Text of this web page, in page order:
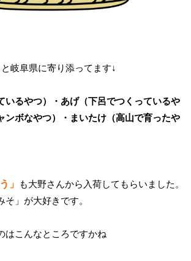
岐阜県に寄り添ってます↓
いるやつ）・あげ（下呂でつくっているや
ンボなやつ）・まいたけ（高山で育ったや
」 も大野さんから入荷してもらいました。
」が大好きです。
はこんなところですかね